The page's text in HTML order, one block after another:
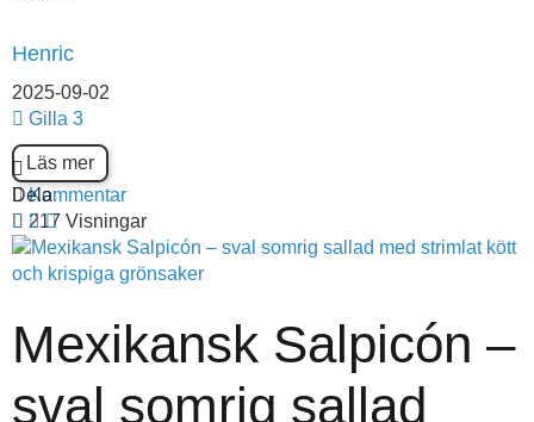
Henric
2025-09-02
Gilla 3
Läs mer
Kommentar
217 Visningar
Dela
Mexikansk Salpicón –
sval somrig sallad